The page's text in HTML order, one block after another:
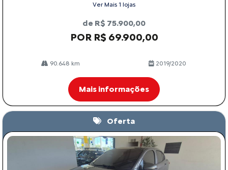
Ver Mais 1 lojas
de R$ 75.900,00
POR R$ 69.900,00
90.648 km 2019/2020
Mais informações
Oferta